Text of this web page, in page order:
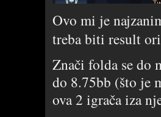
Ovo mi je
treba biti result
Znači folda se do
do 8.75bb (što je
ova 2 igrača iza